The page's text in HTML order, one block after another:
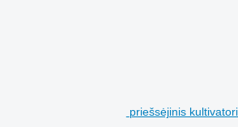
priešsėjinis